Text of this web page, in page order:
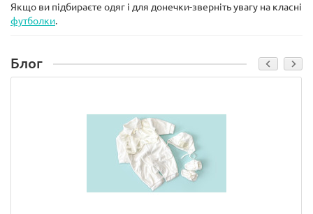
Якщо ви підбираєте одяг і для донечки-зверніть увагу на класні
футболки.
Блог